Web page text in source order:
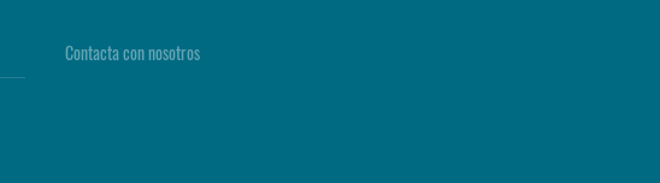
Contacta con nosotros